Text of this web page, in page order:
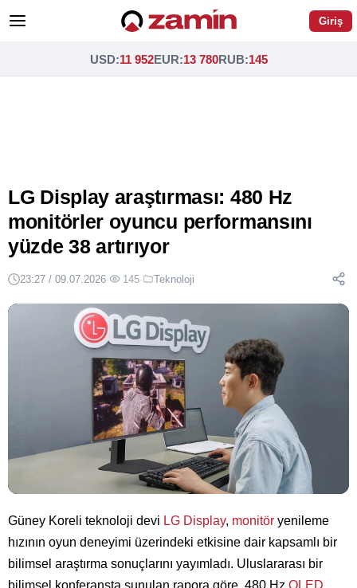
Giriş
USD:11 952EUR:13 780RUB:145
LG Display araştırması: 480 Hz
monitörler oyuncu performansını
yüzde 38 artırıyor
23:27 / 09.07.2026· 145· Teknoloji
Güney Koreli teknoloji devi LG Display, monitör yenileme
hızının oyun deneyimi üzerindeki etkisine dair kapsamlı bir
bilimsel araştırma sonuçlarını yayımladı. Uluslararası bir
bilimsel konferansta sunulan rapora göre, 480 Hz OLED